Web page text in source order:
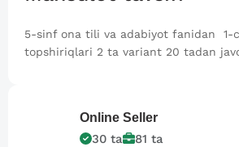
5-sinf ona tili va adabiyot fanidan 1-
topshiriqlari 2 ta variant 20 tadan
Online Seller
30 ta 81 ta